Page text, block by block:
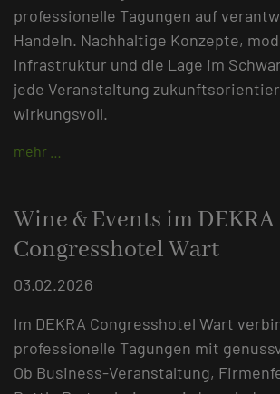
professionelle Tagungen auf
Handeln. Nachhaltige Konzepte,
Infrastruktur und die Lage im
jede Veranstaltung
wirkungsvoll.
mehr …
Wine & Events im DEKRA
Congresshotel Wart
03.02.2026
Im DEKRA Congresshotel Wart
professionelle Tagungen mit
Ob Business-Veranstaltung,